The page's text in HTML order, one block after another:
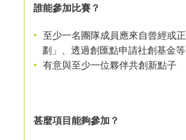
誰能參加比賽？
至少一名團隊成員應來自曾經或
劃」、透過創匯點申請社創基金等
有意與至少一位夥伴共創新點子
甚麼項目能夠參加？